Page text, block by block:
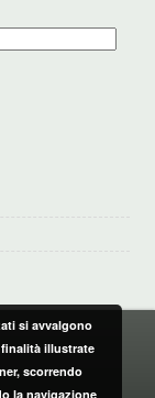
si avvalgono
illustrate
scorrendo
la navigazione